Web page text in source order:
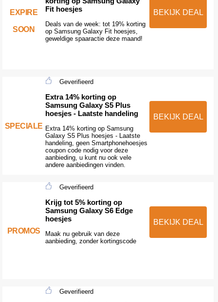
EXPIRE
SOON
Fit hoesjes
Deals van de week: tot 19% korting
op Samsung Galaxy Fit hoesjes,
geweldige spaaractie deze maand!
BEKIJK DEAL
SPECIALE
Geverifieerd
Extra 14% korting op
Samsung Galaxy S5 Plus
hoesjes - Laatste handeling
Extra 14% korting op Samsung
Galaxy S5 Plus hoesjes - Laatste
handeling, geen Smartphonehoesjes
coupon code nodig voor deze
aanbieding, u kunt nu ook vele
andere aanbiedingen vinden.
BEKIJK DEAL
PROMOS
Geverifieerd
Krijg tot 5% korting op
Samsung Galaxy S6 Edge
hoesjes
Maak nu gebruik van deze
aanbieding, zonder kortingscode
BEKIJK DEAL
Geverifieerd